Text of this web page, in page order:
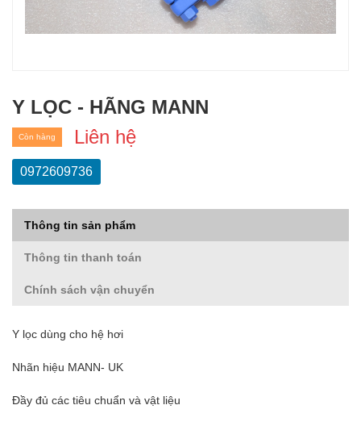
Y LỌC - HÃNG MANN
Liên hệ
Còn hàng
0972609736
Thông tin sản phẩm
Thông tin thanh toán
Chính sách vận chuyển
Y lọc dùng cho hệ hơi
Nhãn hiệu MANN- UK
Đầy đủ các tiêu chuẩn và vật liệu